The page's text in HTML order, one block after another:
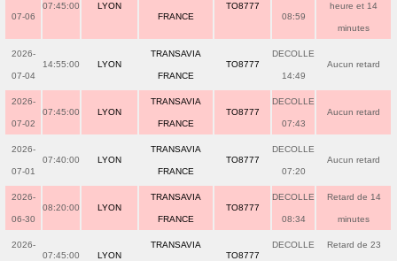
07-06
07:45:00 LYON
FRANCE
TO8777
08:59
heure et 14
minutes
2026-
07-04
14:55:00 LYON
TRANSAVIA
FRANCE
TO8777
DECOLLE
14:49
Aucun retard
2026-
07-02
07:45:00 LYON
TRANSAVIA
FRANCE
TO8777
DECOLLE
07:43
Aucun retard
2026-
07-01
07:40:00 LYON
TRANSAVIA
FRANCE
TO8777
DECOLLE
07:20
Aucun retard
2026-
06-30
08:20:00 LYON
TRANSAVIA
FRANCE
TO8777
DECOLLE
08:34
Retard de 14
minutes
2026-
07:45:00 LYON
TRANSAVIA
TO8777
DECOLLE Retard de 23